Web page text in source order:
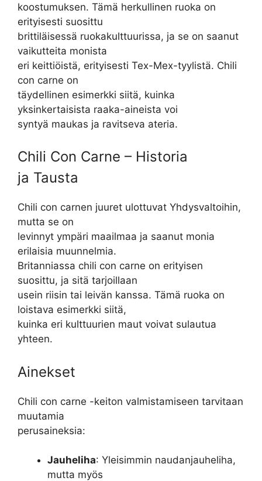
koostumuksen. Tämä herkullinen ruoka on
erityisesti suosittu
brittiläisessä ruokakulttuurissa, ja se on saanut
vaikutteita monista
eri keittiöistä, erityisesti Tex-Mex-tyylistä. Chili
con carne on
täydellinen esimerkki siitä, kuinka
yksinkertaisista raaka-aineista voi
syntyä maukas ja ravitseva ateria.
Chili Con Carne – Historia
ja Tausta
Chili con carnen juuret ulottuvat Yhdysvaltoihin,
mutta se on
levinnyt ympäri maailmaa ja saanut monia
erilaisia muunnelmia.
Britanniassa chili con carne on erityisen
suosittu, ja sitä tarjoillaan
usein riisin tai leivän kanssa. Tämä ruoka on
loistava esimerkki siitä,
kuinka eri kulttuurien maut voivat sulautua
yhteen.
Ainekset
Chili con carne -keiton valmistamiseen tarvitaan
muutamia
perusaineksia:
Jauheliha: Yleisimmin naudanjauheliha,
mutta myös